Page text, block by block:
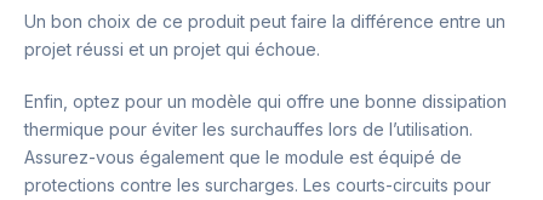
Un bon choix de ce produit peut faire la différence entre un
projet réussi et un projet qui échoue.
Enfin, optez pour un modèle qui offre une bonne dissipation
thermique pour éviter les surchauffes lors de l’utilisation.
Assurez-vous également que le module est équipé de
protections contre les surcharges. Les courts-circuits pour